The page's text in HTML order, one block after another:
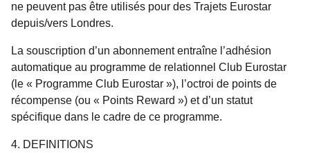
ne peuvent pas être utilisés pour des Trajets Eurostar
depuis/vers Londres.
La souscription d’un abonnement entraîne l’adhésion
automatique au programme de relationnel Club Eurostar
(le « Programme Club Eurostar »), l’octroi de points de
récompense (ou « Points Reward ») et d’un statut
spécifique dans le cadre de ce programme.
4. DEFINITIONS